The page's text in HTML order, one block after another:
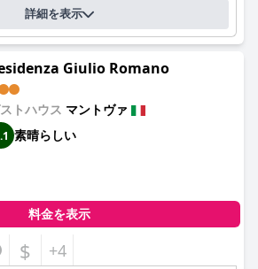
快適さで知られていますが、マットレスの
異なります。全体として、ホテルの寝具は
献しており、スタッフが提供する清潔で快
されています。
ンテーニャ スタツィオーネは、その優れ
清潔な宿泊施設、そしてフレンドリーな
り、魅力的なマントヴァの街を探索する旅
択肢となっています。
詳細を表示
Giulio Romano
トハウス マントヴァ
素晴らしい
料金を表示
$ +4